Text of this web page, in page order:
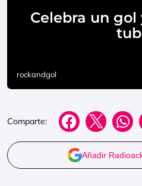
Celebra un
rockandgol
Comparte:
Añadir